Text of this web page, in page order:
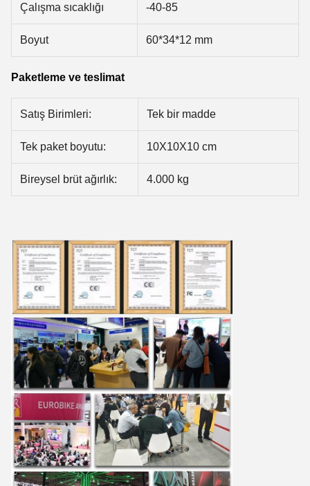
Çalışma sıcaklığı -40-85
Boyut 60*34*12 mm
Paketleme ve teslimat
Satış Birimleri: Tek bir madde
Tek paket boyutu: 10X10X10 cm
Bireysel brüt ağırlık: 4.000 kg